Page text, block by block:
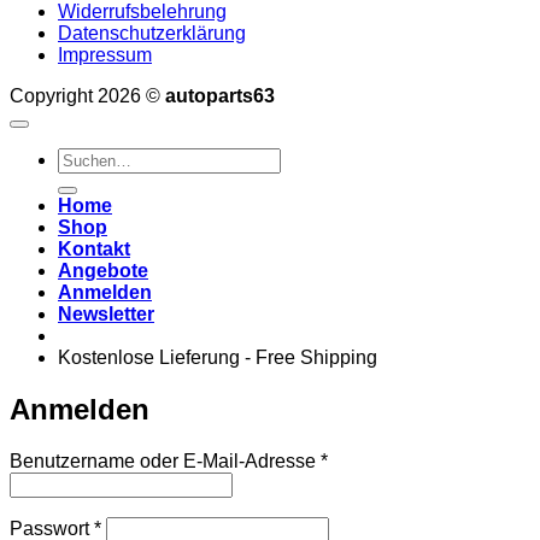
Widerrufsbelehrung
Datenschutzerklärung
Impressum
Copyright 2026 © autoparts63
Suchen
nach:
Home
Shop
Kontakt
Angebote
Anmelden
Newsletter
Kostenlose Lieferung - Free Shipping
Anmelden
Benutzername oder E-Mail-Adresse *Erforderlich
Passwort*Erforderlich